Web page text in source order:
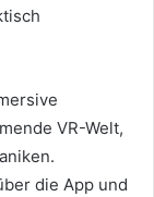
VR-Welt,
die App und